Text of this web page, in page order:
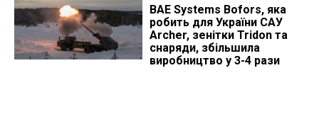
BAE Systems Bofors, яка
робить для України САУ
Archer, зенітки Tridon та
снаряди, збільшила
виробництво у 3-4 рази